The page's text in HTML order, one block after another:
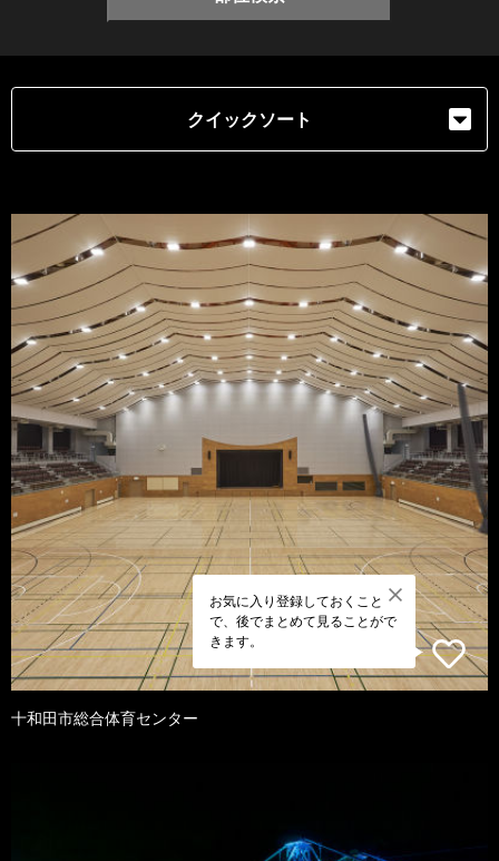
クイックソート
お気に入り登録しておくこと
で、後でまとめて見ることがで
きます。
十和田市総合体育センター